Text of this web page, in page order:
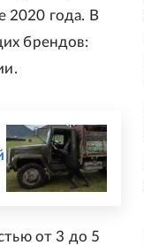
2020 года. В
брендов:
от 3 до 5